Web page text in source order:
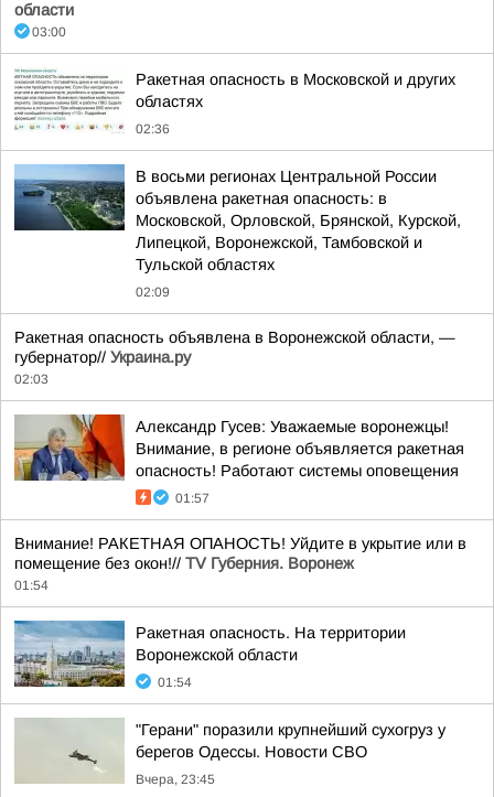
области
03:00
Ракетная опасность в Московской и других
областях
02:36
В восьми регионах Центральной России
объявлена ракетная опасность: в
Московской, Орловской, Брянской, Курской,
Липецкой, Воронежской, Тамбовской и
Тульской областях
02:09
Ракетная опасность объявлена в Воронежской области, —
губернатор// Украина.ру
02:03
Александр Гусев: Уважаемые воронежцы!
Внимание, в регионе объявляется ракетная
опасность! Работают системы оповещения
01:57
Внимание! РАКЕТНАЯ ОПАНОСТЬ! Уйдите в укрытие или в
помещение без окон!// TV Губерния. Воронеж
01:54
Ракетная опасность. На территории
Воронежской области
01:54
"Герани" поразили крупнейший сухогруз у
берегов Одессы. Новости СВО
Вчера, 23:45